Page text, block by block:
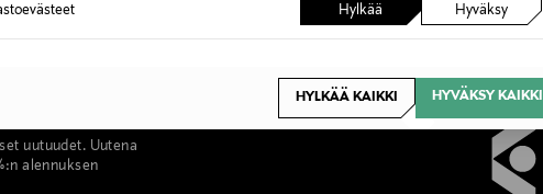
Hylkää Hyväksy
HYLKÄÄ KAIKKI HYVÄKSY KAIKKI
uutuudet. Uutena
alennuksen